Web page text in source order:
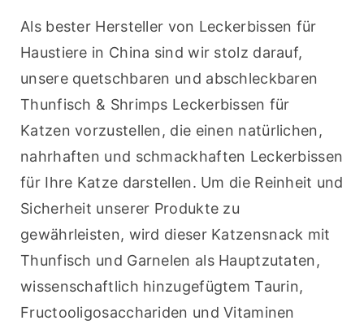
Als bester Hersteller von Leckerbissen für
Haustiere in China sind wir stolz darauf,
unsere quetschbaren und abschleckbaren
Thunfisch & Shrimps Leckerbissen für
Katzen vorzustellen, die einen natürlichen,
nahrhaften und schmackhaften Leckerbissen
für Ihre Katze darstellen. Um die Reinheit und
Sicherheit unserer Produkte zu
gewährleisten, wird dieser Katzensnack mit
Thunfisch und Garnelen als Hauptzutaten,
wissenschaftlich hinzugefügtem Taurin,
Fructooligosacchariden und Vitaminen